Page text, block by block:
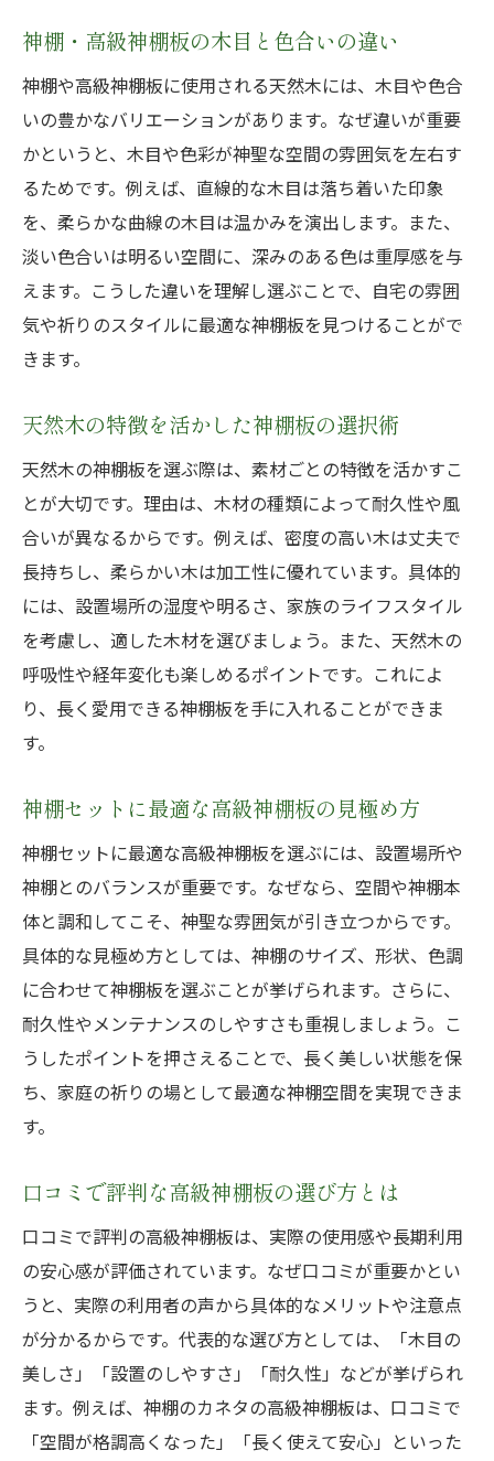
神棚・高級神棚板の木目と色合いの違い
神棚や高級神棚板に使用される天然木には、木目や色合
いの豊かなバリエーションがあります。なぜ違いが重要
かというと、木目や色彩が神聖な空間の雰囲気を左右す
るためです。例えば、直線的な木目は落ち着いた印象
を、柔らかな曲線の木目は温かみを演出します。また、
淡い色合いは明るい空間に、深みのある色は重厚感を与
えます。こうした違いを理解し選ぶことで、自宅の雰囲
気や祈りのスタイルに最適な神棚板を見つけることがで
きます。
天然木の特徴を活かした神棚板の選択術
天然木の神棚板を選ぶ際は、素材ごとの特徴を活かすこ
とが大切です。理由は、木材の種類によって耐久性や風
合いが異なるからです。例えば、密度の高い木は丈夫で
長持ちし、柔らかい木は加工性に優れています。具体的
には、設置場所の湿度や明るさ、家族のライフスタイル
を考慮し、適した木材を選びましょう。また、天然木の
呼吸性や経年変化も楽しめるポイントです。これによ
り、長く愛用できる神棚板を手に入れることができま
す。
神棚セットに最適な高級神棚板の見極め方
神棚セットに最適な高級神棚板を選ぶには、設置場所や
神棚とのバランスが重要です。なぜなら、空間や神棚本
体と調和してこそ、神聖な雰囲気が引き立つからです。
具体的な見極め方としては、神棚のサイズ、形状、色調
に合わせて神棚板を選ぶことが挙げられます。さらに、
耐久性やメンテナンスのしやすさも重視しましょう。こ
うしたポイントを押さえることで、長く美しい状態を保
ち、家庭の祈りの場として最適な神棚空間を実現できま
す。
口コミで評判な高級神棚板の選び方とは
口コミで評判の高級神棚板は、実際の使用感や長期利用
の安心感が評価されています。なぜ口コミが重要かとい
うと、実際の利用者の声から具体的なメリットや注意点
が分かるからです。代表的な選び方としては、「木目の
美しさ」「設置のしやすさ」「耐久性」などが挙げられ
ます。例えば、神棚のカネタの高級神棚板は、口コミで
「空間が格調高くなった」「長く使えて安心」といった